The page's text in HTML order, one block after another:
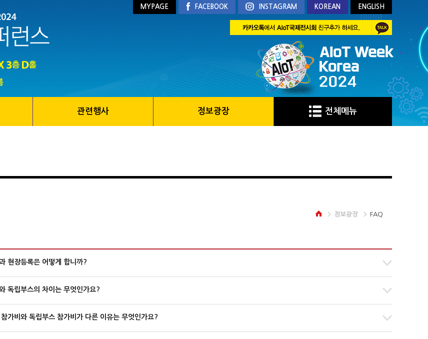
MYPAGE FACEBOOK INSTAGRAM KOREAN ENGLISH
관련행사 정보광장 전체메뉴
정보광장 FAQ
현장등록은 어떻게 합니까?
독립부스의 차이는 무엇인가요?
가비와 독립부스 참가비가 다른 이유는 무엇인가요?